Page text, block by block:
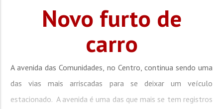
Novo furto de
carro
A avenida das Comunidades, no Centro, continua sendo uma
das vias mais arriscadas para se deixar um veículo
estacionado. A avenida é uma das que mais se tem registros